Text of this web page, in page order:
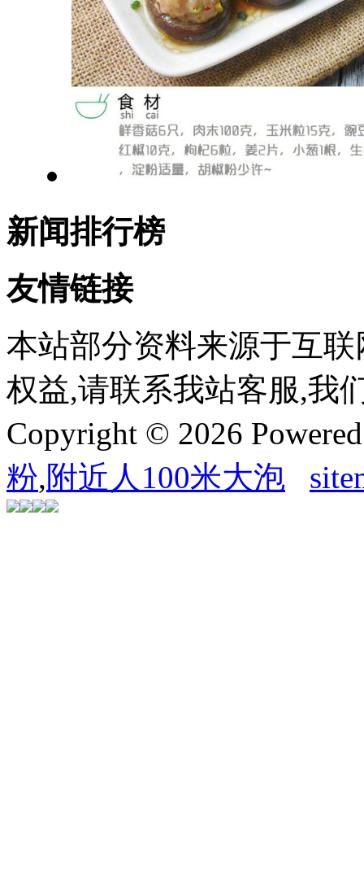
新闻排行榜
友情链接
本站部分资料来源于互
权益,请联系我站客服,我
Copyright © 2026
粉,附近人100米大泡